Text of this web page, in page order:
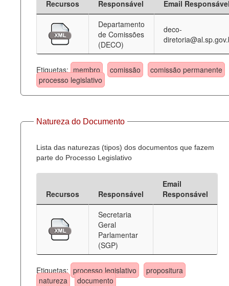
Recursos Responsável
Email
Departamento
de Comissões
(DECO)
deco-
Etiquetas: membro comissão
comissão permanente
processo legislativo
Natureza do Documento
Lista das naturezas (tipos) dos documentos que fazem
parte do Processo Legislativo
Recursos Responsável
Email
Responsável
Secretaria
Geral
Parlamentar
(SGP)
Etiquetas: processo legislativo
propositura
natureza
documento